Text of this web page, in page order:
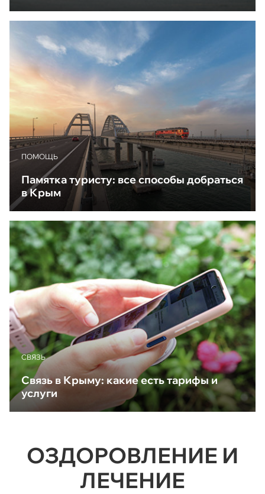
ПОМОЩЬ
Памятка туристу: все способы добраться
в Крым
CВЯЗЬ
Связь в Крыму: какие есть тарифы и
услуги
ОЗДОРОВЛЕНИЕ И
ЛЕЧЕНИЕ